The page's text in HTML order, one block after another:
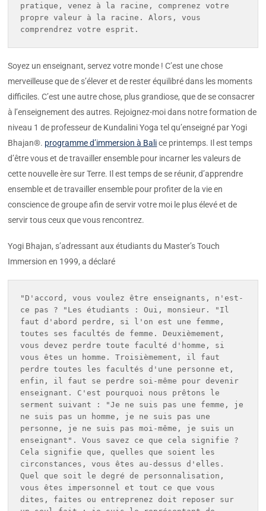
pratique, venez à la racine, comprenez votre
propre valeur à la racine. Alors, vous
comprendrez votre esprit.
Soyez un enseignant, servez votre monde ! C’est une chose
merveilleuse que de s’élever et de rester équilibré dans les moments
difficiles. C’est une autre chose, plus grandiose, que de se consacrer
à l’enseignement des autres. Rejoignez-moi dans notre formation de
niveau 1 de professeur de Kundalini Yoga tel qu’enseigné par Yogi
Bhajan®. programme d’immersion à Bali ce printemps. Il est temps
d’être vous et de travailler ensemble pour incarner les valeurs de
cette nouvelle ère sur Terre. Il est temps de se réunir, d’apprendre
ensemble et de travailler ensemble pour profiter de la vie en
conscience de groupe afin de servir votre moi le plus élevé et de
servir tous ceux que vous rencontrez.
Yogi Bhajan, s’adressant aux étudiants du Master’s Touch
Immersion en 1999, a déclaré
"D'accord, vous voulez être enseignants, n'est-
ce pas ? "Les étudiants : Oui, monsieur. "Il
faut d'abord perdre, si l'on est une femme,
toutes ses facultés de femme. Deuxièmement,
vous devez perdre toute faculté d'homme, si
vous êtes un homme. Troisièmement, il faut
perdre toutes les facultés d'une personne et,
enfin, il faut se perdre soi-même pour devenir
enseignant. C'est pourquoi nous prêtons le
serment suivant : "Je ne suis pas une femme, je
ne suis pas un homme, je ne suis pas une
personne, je ne suis pas moi-même, je suis un
enseignant". Vous savez ce que cela signifie ?
Cela signifie que, quelles que soient les
circonstances, vous êtes au-dessus d'elles.
Quel que soit le degré de personnalisation,
vous êtes impersonnel et tout ce que vous
dites, faites ou entreprenez doit reposer sur